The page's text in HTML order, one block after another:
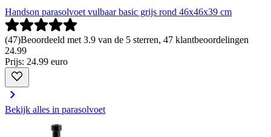
Handson parasolvoet vulbaar basic grijs rond 46x46x39 cm
(47)Beoordeeld met 3.9 van de 5 sterren, 47 klantbeoordelingen
24.99
Prijs: 24.99 euro
Bekijk alles in parasolvoet